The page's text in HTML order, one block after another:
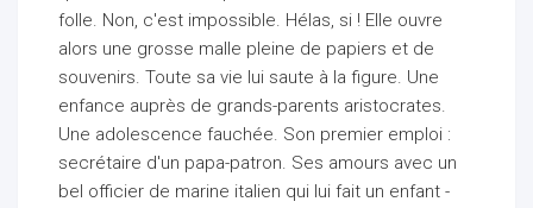
folle. Non, c'est impossible. Hélas, si ! Elle ouvre
alors une grosse malle pleine de papiers et de
souvenirs. Toute sa vie lui saute à la figure. Une
enfance auprès de grands-parents aristocrates.
Une adolescence fauchée. Son premier emploi :
secrétaire d'un papa-patron. Ses amours avec un
bel officier de marine italien qui lui fait un enfant -